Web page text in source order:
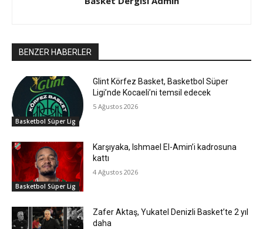
BENZER HABERLER
Basketbol Süper Lig
Glint Körfez Basket, Basketbol Süper
Ligi’nde Kocaeli’ni temsil edecek
5 Ağustos 2026
Basketbol Süper Lig
Karşıyaka, Ishmael El-Amin’i kadrosuna
kattı
4 Ağustos 2026
Zafer Aktaş, Yukatel Denizli Basket’te 2 yıl
daha